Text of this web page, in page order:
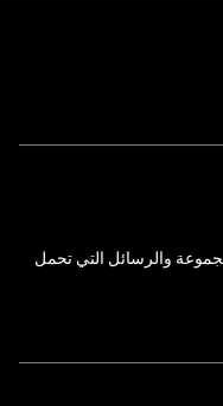
والرسائل التي تحمل